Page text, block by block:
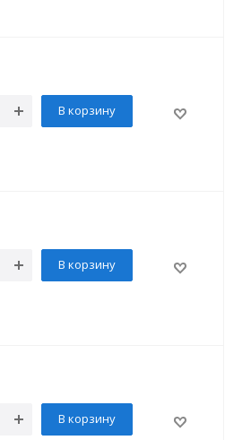
В корзину
В корзину
В корзину